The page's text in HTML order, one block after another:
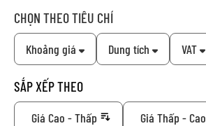
CHỌN THEO TIÊU CHÍ
Khoảng giá Dung tích VAT
SẮP XẾP THEO
Giá Cao - Thấp Giá Thấp - Cao